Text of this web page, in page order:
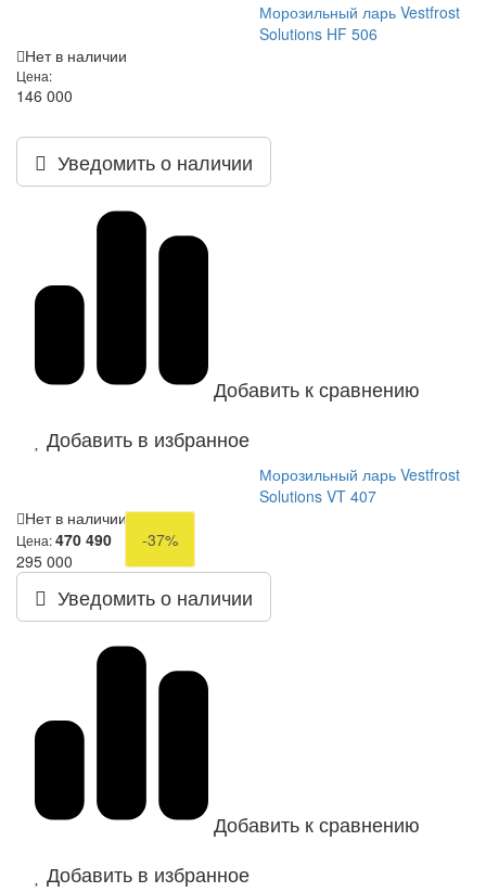
Морозильный ларь Vestfrost
Solutions HF 506
Нет в наличии
Цена:
146 000
Уведомить о наличии
Добавить к сравнению
Добавить в избранное
Морозильный ларь Vestfrost
Solutions VT 407
Нет в наличии
Цена:470 490
-37%
295 000
Уведомить о наличии
Добавить к сравнению
Добавить в избранное